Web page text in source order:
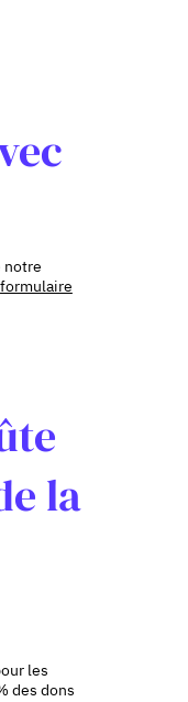
notre
formulaire
la
les
des dons